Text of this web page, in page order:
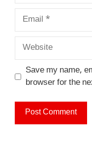
Email
Website
Save my name,
browser for the